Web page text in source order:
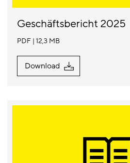
Geschäftsbericht 2025
PDF 12,3 MB
Download